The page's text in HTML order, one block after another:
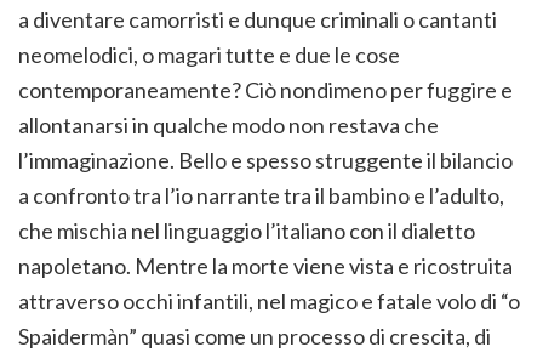
a diventare camorristi e dunque criminali o cantanti
neomelodici, o magari tutte e due le cose
contemporaneamente? Ciò nondimeno per fuggire e
allontanarsi in qualche modo non restava che
l’immaginazione. Bello e spesso struggente il bilancio
a confronto tra l’io narrante tra il bambino e l’adulto,
che mischia nel linguaggio l’italiano con il dialetto
napoletano. Mentre la morte viene vista e ricostruita
attraverso occhi infantili, nel magico e fatale volo di “o
Spaidermàn” quasi come un processo di crescita, di